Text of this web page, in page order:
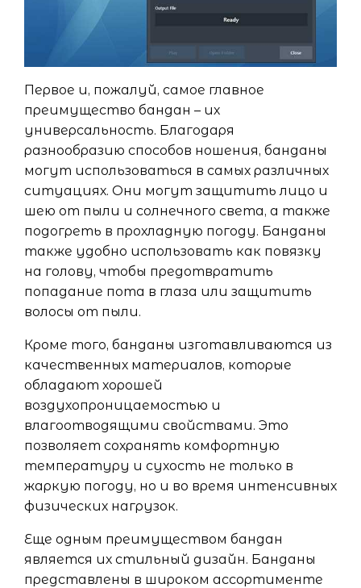
Первое и, пожалуй, самое главное
преимущество бандан – их
универсальность. Благодаря
разнообразию способов ношения, банданы
могут использоваться в самых различных
ситуациях. Они могут защитить лицо и
шею от пыли и солнечного света, а также
подогреть в прохладную погоду. Банданы
также удобно использовать как повязку
на голову, чтобы предотвратить
попадание пота в глаза или защитить
волосы от пыли.
Кроме того, банданы изготавливаются из
качественных материалов, которые
обладают хорошей
воздухопроницаемостью и
влагоотводящими свойствами. Это
позволяет сохранять комфортную
температуру и сухость не только в
жаркую погоду, но и во время интенсивных
физических нагрузок.
Еще одным преимуществом бандан
является их стильный дизайн. Банданы
представлены в широком ассортименте